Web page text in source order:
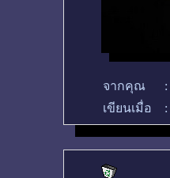
จากคุณ :
เขียนเมื่อ
: